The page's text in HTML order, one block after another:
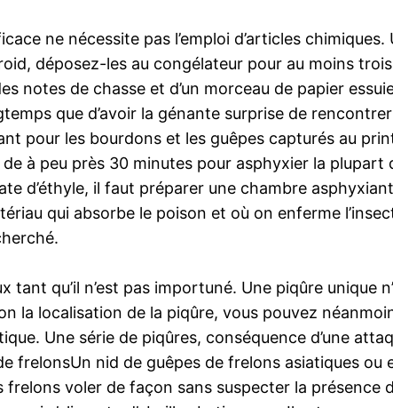
ne nécessite pas l’emploi d’articles
déposez-les au congélateur pour au moins
notes de chasse et d’un morceau de papier
que d’avoir la génante surprise de
pour les bourdons et les guêpes capturés au
à peu près 30 minutes pour asphyxier la
d’éthyle, il faut préparer une chambre
qui absorbe le poison et où on enferme
tant qu’il n’est pas importuné. Une piqûre
la localisation de la piqûre, vous pouvez
Une série de piqûres, conséquence d’une
frelonsUn nid de guêpes de frelons asiatiques ou
voler de façon sans suspecter la présence